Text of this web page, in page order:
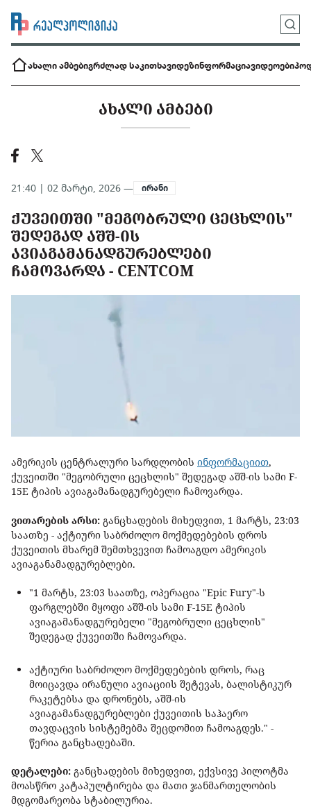
ახალი ამბებიგრძლად საკითხავიდეზინფორმაციავიდეოები
ᲐᲮᲐᲚᲘ ᲐᲛᲑᲔᲑᲘ
21:40 | 02 მარტი, 2026 — ირანი
ᲥᲣᲕᲔᲘᲗᲨᲘ "ᲛᲔᲒᲝᲑᲠᲣᲚᲘ ᲪᲔᲪᲮᲚᲘᲡ"
ᲨᲔᲓᲔᲒᲐᲓ ᲐᲨᲨ-ᲘᲡ
ᲐᲕᲘᲐᲒᲐᲛᲐᲜᲐᲓᲒᲣᲠᲔᲑᲚᲔᲑᲘ
ᲩᲐᲛᲝᲕᲐᲠᲓᲐ - CENTCOM
ამერიკის ცენტრალური სარდლობის ინფორმაციით,
ქუვეითში "მეგობრული ცეცხლის" შედეგად აშშ-ის სამი F-
15E ტიპის ავიაგამანადგურებელი ჩამოვარდა.
ვითარების არსი: განცხადების მიხედვით, 1 მარტს, 23:03
საათზე - აქტიური საბრძოლო მოქმედებების დროს
ქუვეითის მხარემ შემთხვევით ჩამოაგდო ამერიკის
ავიაგანამადგურებლები.
"1 მარტს, 23:03 საათზე, ოპერაცია "Epic Fury"-ს
ფარგლებში მყოფი აშშ-ის სამი F-15E ტიპის
ავიაგამანადგურებელი "მეგობრული ცეცხლის"
შედეგად ქუვეითში ჩამოვარდა.
აქტიური საბრძოლო მოქმედებების დროს, რაც
მოიცავდა ირანული ავიაციის შეტევას, ბალისტიკურ
რაკეტებსა და დრონებს, აშშ-ის
ავიაგამანადგურებლები ქუვეითის საჰაერო
თავდაცვის სისტემებმა შეცდომით ჩამოაგდეს." -
წერია განცხადებაში.
დეტალები: განცხადების მიხედვით, ექვსივე პილოტმა
მოასწრო კატაპულტირება და მათი ჯანმართელობის
მდგომარეობა სტაბილურია.